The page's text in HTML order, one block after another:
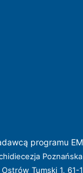
programu
Ostrów Tumski 1, 61-